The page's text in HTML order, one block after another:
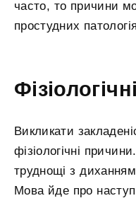
часто, то причини
простудних
Викликати
фізіологічні
труднощі з
Мова йде про